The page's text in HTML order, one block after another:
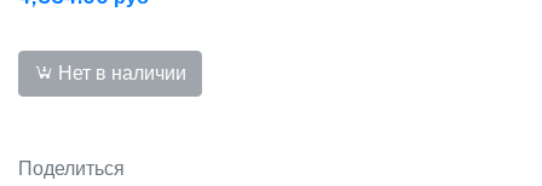
Нет в наличии
Поделиться